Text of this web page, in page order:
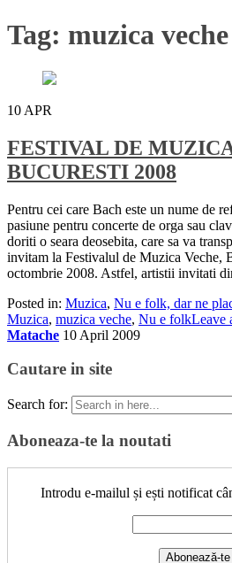
Tag: muzica veche
10 APR
FESTIVAL DE
BUCURESTI 2008
Pentru cei care Bach este un nume de
pasiune pentru concerte de orga sau
doriti o seara deosebita, care sa va
invitam la Festivalul de Muzica Veche,
octombrie 2008. Astfel, artistii invitati
Posted in: Muzica, Nu e folk, dar ne
Muzica, muzica veche, Nu e folkLeave
Matache 10 April 2009
Cautare in site
Search for:
Aboneaza-te la noutati
Introdu e-mailul și ești notificat